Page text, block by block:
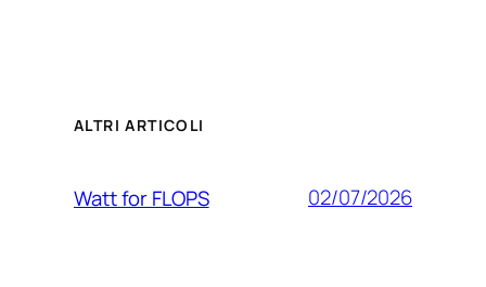
ALTRI ARTICOLI
Watt for FLOPS 02/07/2026